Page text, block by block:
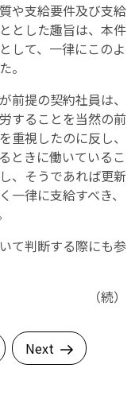
や支給要件及び支給
とした趣旨は、本件
して、一律にこのよ
。
前提の契約社員は、
することを当然の前
重視したのに反し、
ときに働いているこ
、そうであれば更新
律に支給すべき、
て判断する際にも参
（続）
Next